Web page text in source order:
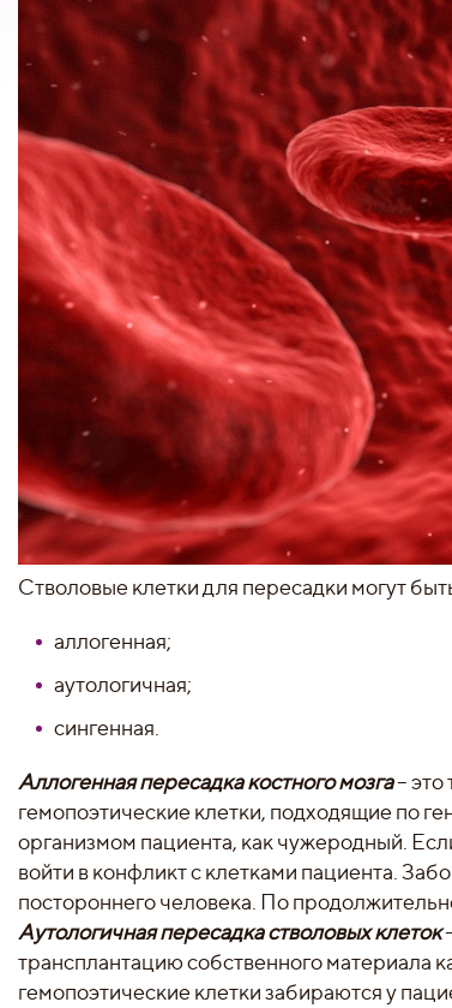
Стволовые клетки для пересадки могут
аллогенная;
аутологичная;
сингенная.
Аллогенная пересадка костного мозга– это
гемопоэтические клетки, подходящие по
организмом пациента, как чужеродный.
войти в конфликт с клетками пациента.
постороннего человека. По
Аутологичная пересадка стволовых клеток
трансплантацию собственного материала
гемопоэтические клетки забираются у